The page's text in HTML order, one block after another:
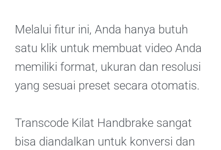
Melalui fitur ini, Anda hanya butuh
satu klik untuk membuat video Anda
memiliki format, ukuran dan resolusi
yang sesuai preset secara otomatis.
Transcode Kilat Handbrake sangat
bisa diandalkan untuk konversi dan